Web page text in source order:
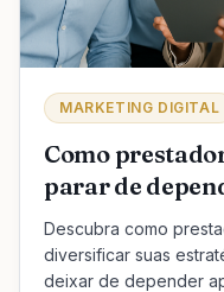
MARKETING DIGITAL
Como
parar de
Descubra como
diversificar suas
deixar de depender